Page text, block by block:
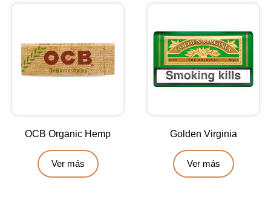
OCB Organic Hemp
Ver más
Golden Virginia
Ver más